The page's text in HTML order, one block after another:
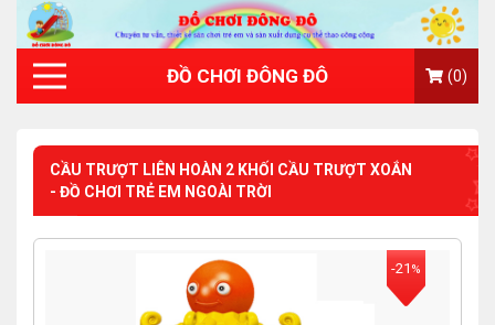
ĐỒ CHƠI ĐÔNG ĐÔ (0)
CẦU TRƯỢT LIÊN HOÀN 2 KHỐI CẦU TRƯỢT XOẮN
- ĐỒ CHƠI TRẺ EM NGOÀI TRỜI
-21 %